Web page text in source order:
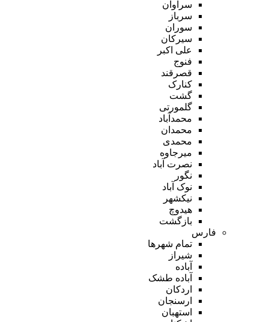
سراوان
سرباز
سوران
سیرکان
علی اکبر
فنوج
قصرقند
کنارک
گشت
گلمورتی
محمدآباد
محمدان
محمدی
میرجاوه
نصرت آباد
نگور
نوک آباد
نیکشهر
هیدوچ
بازگشت
فارس
تمام شهر‌ها
شیراز
آباده
آباده طشک
اردکان
ارسنجان
استهبان